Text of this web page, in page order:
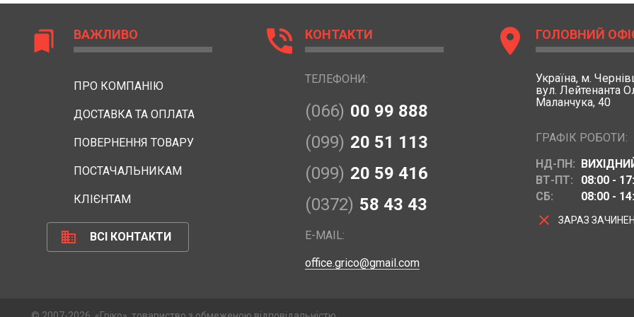
bookmarks ВАЖЛИВО
ПРО КОМПАНІЮ
ДОСТАВКА ТА ОПЛАТА
ПОВЕРНЕННЯ ТОВАРУ
ПОСТАЧАЛЬНИКАМ
КЛІЄНТАМ
business ВСІ КОНТАКТИ
phone_in_talk КОНТАКТИ
ТЕЛЕФОНИ:
(066) 00 99 888
(099) 20 51 113
(099) 20 59 416
(0372) 58 43 43
E-MAIL:
office.grico@gmail.com
location_on ГОЛОВНИЙ
Україна, м.
вул. Лейтенанта
Маланчука, 40
ГРАФІК РОБОТИ:
НД-ПН:
ВТ-ПТ:
08:00 -
СБ:
08:00 -
clear ЗАРАЗ